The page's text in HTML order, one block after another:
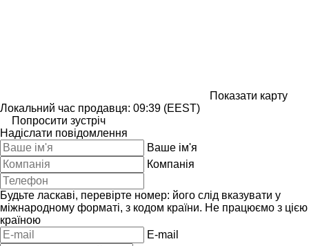
Показати карту
Локальний час продавця: 09:39 (EEST)
Попросити зустріч
Надіслати повідомлення
Ваше ім'я
Компанія
Будьте ласкаві, перевірте номер: його слід вказувати у
міжнародному форматі, з кодом країни. Не працюємо з цією
країною
E-mail